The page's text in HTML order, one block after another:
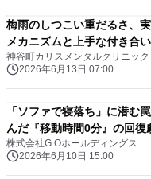
梅雨のしつこい重だるさ、
メカニズムと上手な付き合
神谷町カリスメンタルクリニック
2026年6月13日 07:00
「ソファで寝落ち」に潜む
んだ『移動時間0分』の回復
株式会社G.Oホールディングス
2026年6月10日 15:00